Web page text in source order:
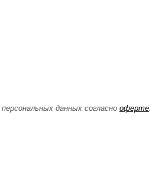
данных согласно оферте.